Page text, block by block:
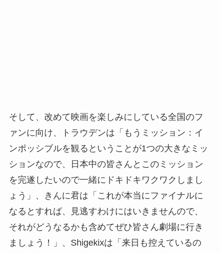
そして、改めて映画を楽しみにしている全国のフ
ァンに向け、トラウデンは「もうミッション：イ
ンポッシブルを観るということが1つの大きなミッ
ションなので、日本中の皆さんとこのミッション
を完遂したいので一緒にドキドキワクワクしまし
ょう」、きんに君は「これが本当にファイナルに
なるとすれば、見逃すわけにはいきませんので、
それがどうなるかも含めてぜひ皆さん劇場に行き
ましょう！」、Shigekixは「来日も控えているの